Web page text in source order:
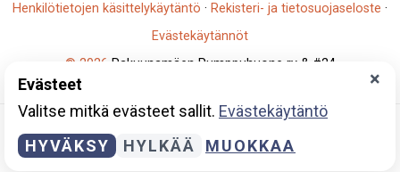
Henkilötietojen käsittelykäytäntö · Rekisteri- ja tietosuojaseloste ·
Evästekäytännöt
© 2026 Rakuunamäen Pumppuhuone ry & #24
×
Evästeet
Valitse mitkä evästeet sallit. Evästekäytäntö
HYVÄKSY
HYLKÄÄ MUOKKAA